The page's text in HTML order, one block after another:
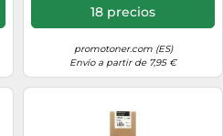
18 precios
promotoner.com (ES)
Envío a partir de 7,95 €